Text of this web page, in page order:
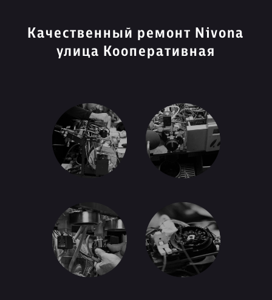
Качественный ремонт Nivona
улица Кооперативная